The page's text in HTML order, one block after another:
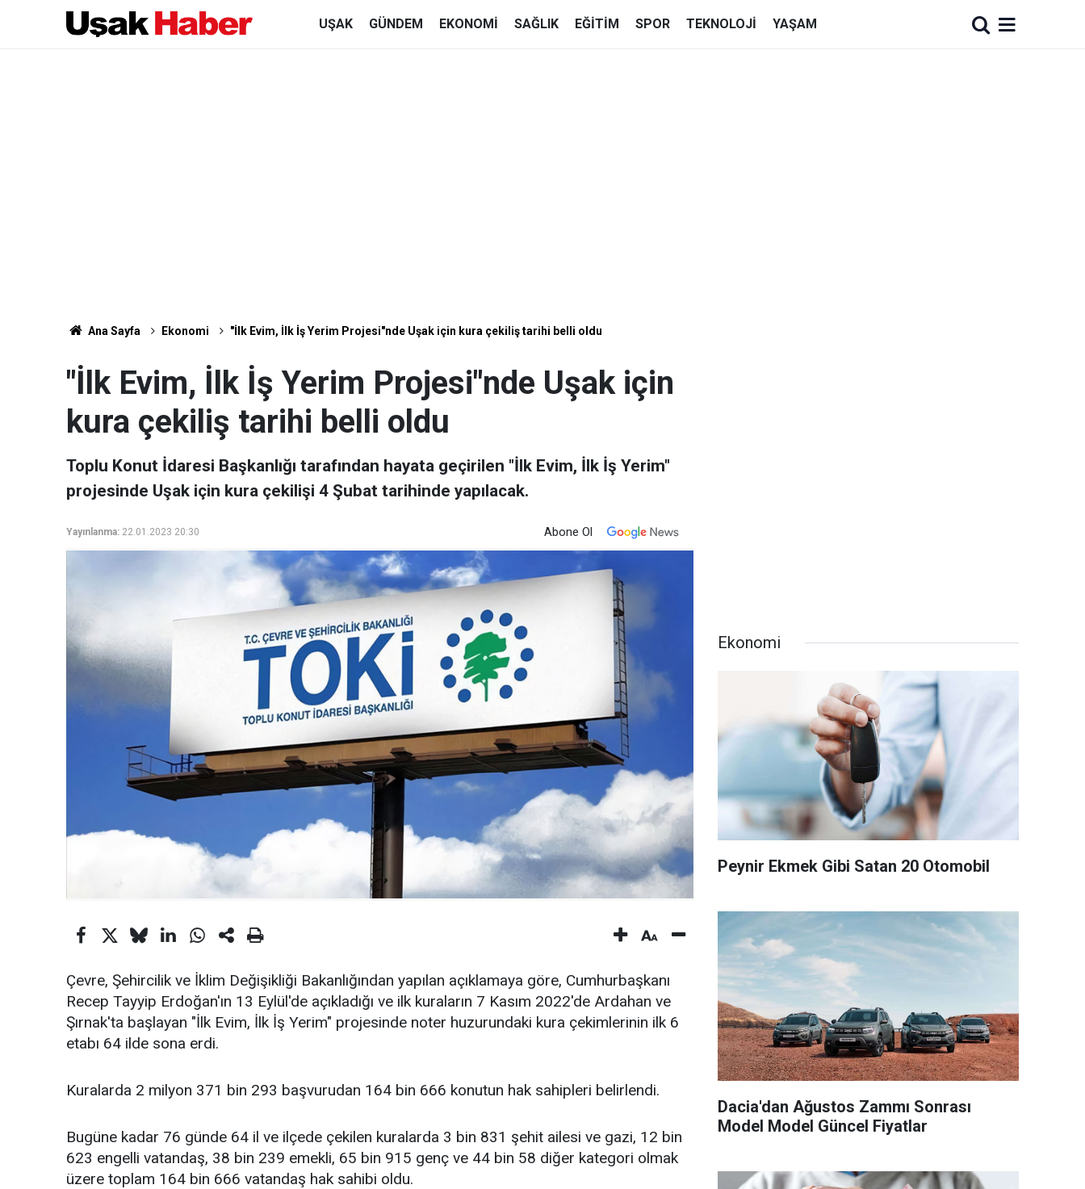
UŞAK GÜNDEM EKONOMI SAĞLIK EĞITIM SPOR TEKNOLOJI YAŞAM
Ana Sayfa Ekonomi "İlk Evim, İlk İş Yerim Projesi"nde Uşak için kura çekiliş tarihi belli oldu
"İlk Evim, İlk İş Yerim Projesi"nde Uşak için
kura çekiliş tarihi belli oldu
Toplu Konut İdaresi Başkanlığı tarafından hayata geçirilen "İlk Evim, İlk İş Yerim"
projesinde Uşak için kura çekilişi 4 Şubat tarihinde yapılacak.
Yayınlanma: 22.01.2023 20:30 Abone Ol
Çevre, Şehircilik ve İklim Değişikliği Bakanlığından yapılan açıklamaya göre, Cumhurbaşkanı
Recep Tayyip Erdoğan'ın 13 Eylül'de açıkladığı ve ilk kuraların 7 Kasım 2022'de Ardahan ve
Şırnak'ta başlayan "İlk Evim, İlk İş Yerim" projesinde noter huzurundaki kura çekimlerinin ilk 6
etabı 64 ilde sona erdi.
Kuralarda 2 milyon 371 bin 293 başvurudan 164 bin 666 konutun hak sahipleri belirlendi.
Bugüne kadar 76 günde 64 il ve ilçede çekilen kuralarda 3 bin 831 şehit ailesi ve gazi, 12 bin
623 engelli vatandaş, 38 bin 239 emekli, 65 bin 915 genç ve 44 bin 58 diğer kategori olmak
üzere toplam 164 bin 666 vatandaş hak sahibi oldu.
Ekonomi
Peynir Ekmek Gibi Satan 20 Otomobil
Dacia'dan Ağustos Zammı Sonrası
Model Model Güncel Fiyatlar